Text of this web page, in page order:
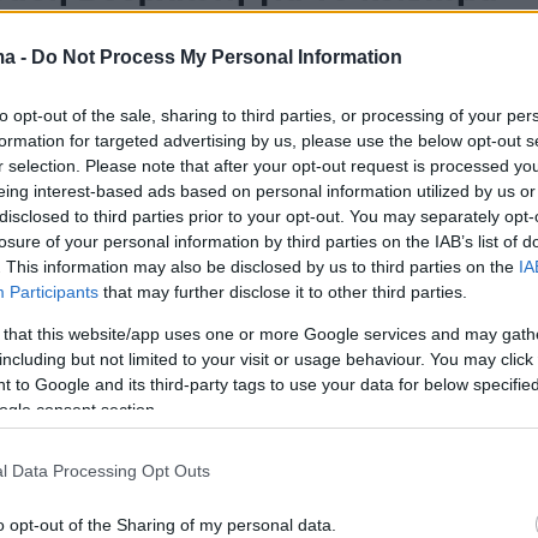
- Do Not Process My Personal Information
opt-out of the sale, sharing to third parties, or processing of your
for targeted advertising by us, please use the below opt-out
selection. Please note that after your opt-out request is processed
interest-based ads based on personal information utilized by us
to third parties prior to your opt-out. You may separately
of your personal information by third parties on the IAB’s list of
This information may also be disclosed by us to third parties on the
Participants that may further disclose it to other third parties.
that this website/app uses one or more Google services and may
but not limited to your visit or usage behaviour. You may
to Google and its third-party tags to use your data for below
consent section.
Data Processing Opt Outs
opt-out of the Sharing of my personal data.
συλλήψεις
να μην σε ελέγξουμε, θα
- Χειροπέδες σε
ΔΟΥ και ελεγκτές που
στην Κέρκυρα
από φορολογουμένους προκειμένου να
μάτια
όλα στις ΔΟΥ, έγιναν